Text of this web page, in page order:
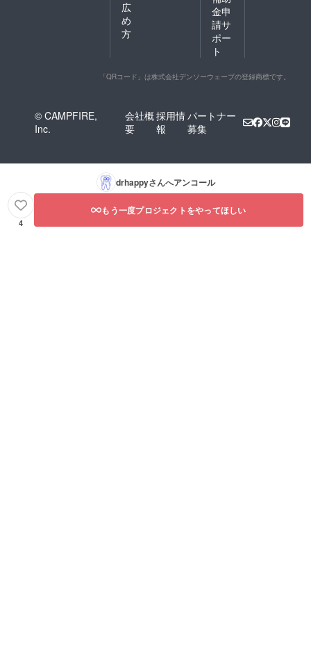
広
め
方
金申
請サ
ポー
ト
「QRコード」は株式会社デンソーウェーブの登録商標です。
© CAMPFIRE,
Inc.
会社概
要
採用情
報
パートナー
募集
drhappyさんへアンコール
4
もう一度プロジェクトをやってほしい